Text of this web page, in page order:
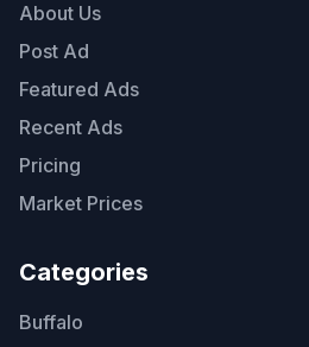
About Us
Post Ad
Featured Ads
Recent Ads
Pricing
Market Prices
Categories
Buffalo